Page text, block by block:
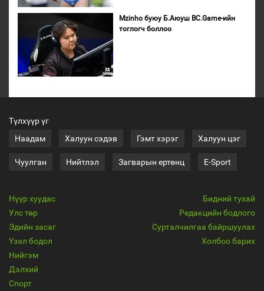
Mzinho буюу Б.Аюуш BC.Game-ийн
тоглогч боллоо
Түлхүүр үг
Наадам
Халуун сэдэв Гэмт хэрэг Халуун цэг
Чуулган Нийтлэл Загварын ертөнц E-Sport
Нүүр хуудас
Улс төр
Эдийн засаг
Үзэл бодол
Нийгэм
Дэлхий
Спорт
Бидний тухай
Редакцийн бодлого
Сурталчилгаа байршуулах
Холбоо барих